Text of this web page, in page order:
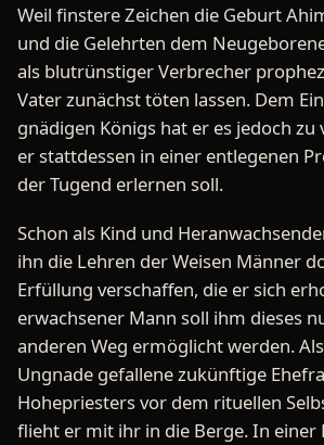
Weil finstere Zeichen die Geburt
und die Gelehrten dem
als blutrünstiger Verbrecher
Vater zunächst töten lassen. Dem
gnädigen Königs hat er es jedoch zu
er stattdessen in einer entlegenen
der Tugend erlernen soll.
Schon als Kind und
ihn die Lehren der Weisen Männer
Erfüllung verschaffen, die er sich
erwachsener Mann soll ihm dieses
anderen Weg ermöglicht werden.
Ungnade gefallene zukünftige
Hohepriesters vor dem rituellen
flieht er mit ihr in die Berge. In